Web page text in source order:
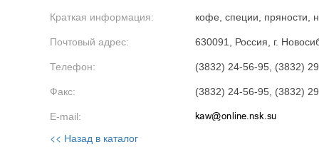
Краткая информация: кофе, специи, пряности,
Почтовый адрес: 630091, Россия, г.
Телефон: (3832) 24-56-95, (3832)
Факс: (3832) 24-56-95, (3832)
E-mail:
<< Назад в каталог